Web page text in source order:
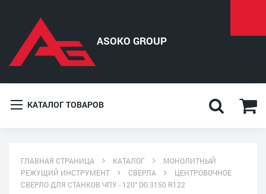
КАТАЛОГ ТОВАРОВ
ГЛАВНАЯ СТРАНИЦА КАТАЛОГ
МОНОЛИТНЫЙ
РЕЖУЩИЙ ИНСТРУМЕНТ
СВЕРЛА
ЦЕНТРОВОЧНОЕ
СВЕРЛО ДЛЯ СТАНКОВ ЧПУ - 120° D0.3150 R122